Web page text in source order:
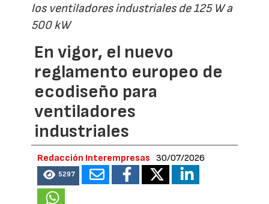
los ventiladores industriales de 125 W a
500 kW
En vigor, el nuevo
reglamento europeo de
ecodiseño para
ventiladores
industriales
Redacción Interempresas 30/07/2026
5297